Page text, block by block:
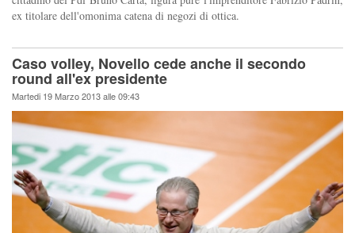
ex titolare dell'omonima catena di negozi di ottica.
Caso volley, Novello cede anche il secondo
round all'ex presidente
Martedi 19 Marzo 2013 alle 09:43